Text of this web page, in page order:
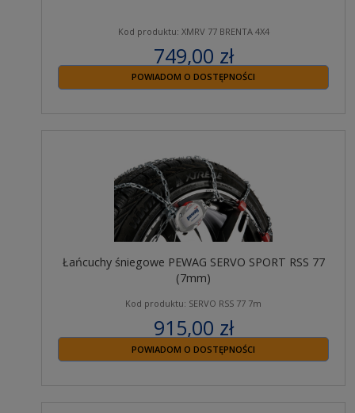
Kod produktu: XMRV 77 BRENTA 4X4
749,00 zł
zawiera 23% VAT
POWIADOM O DOSTĘPNOŚCI
Łańcuchy śniegowe PEWAG SERVO SPORT RSS 77
(7mm)
Kod produktu: SERVO RSS 77 7m
915,00 zł
zawiera 23% VAT
POWIADOM O DOSTĘPNOŚCI